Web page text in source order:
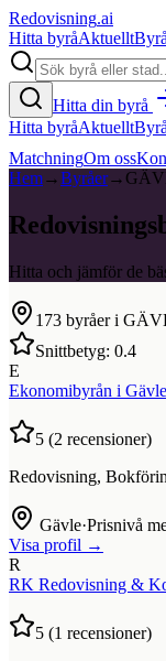
Redovisning.ai
Hitta byråAktuellt
Hitta din byrå
Hitta byråAktuellt
MatchningOm oss
Hem→Byråer→
Hitta och jämför de
173 byråer i
Snittbetyg: 0.4
E
Ekonomibyrån i
5 (2 recensioner)
Redovisning,
Gävle·Prisnivå
Visa profil →
R
RK Redovisning &
5 (1 recensioner)